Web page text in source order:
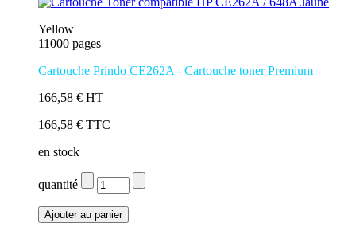
Yellow
11000 pages
Cartouche Prindo CE262A - Cartouche toner Premium
166,58 € HT
166,58 € TTC
en stock
quantité